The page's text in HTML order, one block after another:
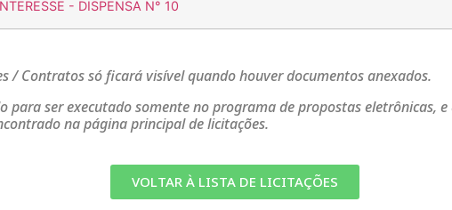
- DISPENSA N° 10
/ Contratos só ficará visível quando houver documentos anexados.
ser executado somente no programa de propostas eletrônicas,
na página principal de licitações.
VOLTAR À LISTA DE LICITAÇÕES